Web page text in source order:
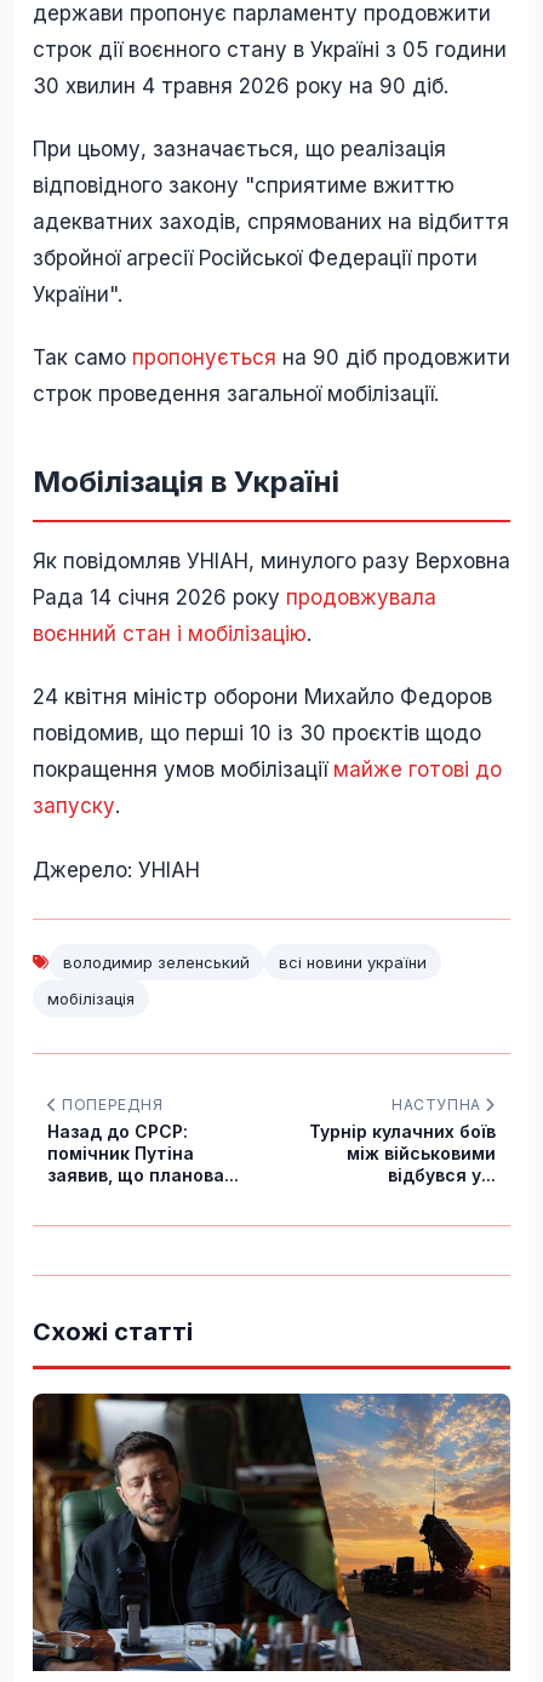
держави пропонує парламенту продовжити
строк дії воєнного стану в Україні з 05 години
30 хвилин 4 травня 2026 року на 90 діб.
При цьому, зазначається, що реалізація
відповідного закону "сприятиме вжиттю
адекватних заходів, спрямованих на відбиття
збройної агресії Російської Федерації проти
України".
Так само пропонується на 90 діб продовжити
строк проведення загальної мобілізації.
Мобілізація в Україні
Як повідомляв УНІАН, минулого разу Верховна
Рада 14 січня 2026 року продовжувала
воєнний стан і мобілізацію.
24 квітня міністр оборони Михайло Федоров
повідомив, що перші 10 із 30 проєктів щодо
покращення умов мобілізації майже готові до
запуску.
Джерело: УНІАН
володимир зеленський
всі новини україни
мобілізація
ПОПЕРЕДНЯ
Назад до СРСР:
помічник Путіна
заявив, що планова...
НАСТУПНА
Турнір кулачних боїв
між військовими
відбувся у...
Схожі статті